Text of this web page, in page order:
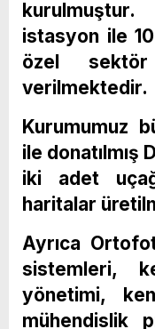
istasyon ile
özel sektör
verilmektedir.
Kurumumuz
ile donatılmış
iki adet
haritalar
Ayrıca
sistemleri,
yönetimi,
mühendislik